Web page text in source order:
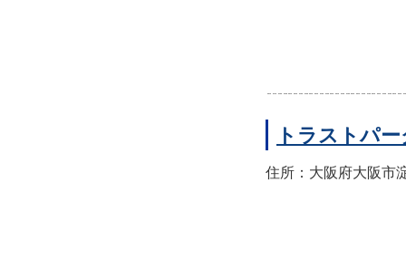
トラストパ
住所：大阪府大阪市